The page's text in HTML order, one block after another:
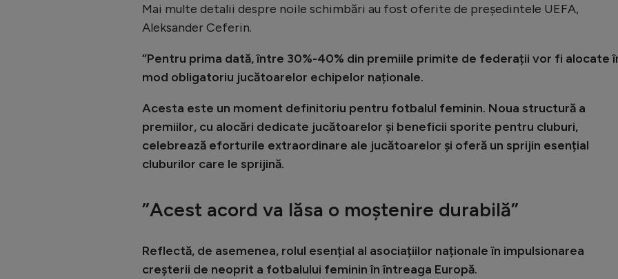
Mai multe detalii despre noile schimbări au fost oferite de președintele UEFA,
Aleksander Ceferin.
”Pentru prima dată, între 30%-40% din premiile primite de federații vor fi alocate
mod obligatoriu jucătoarelor echipelor naționale.
Acesta este un moment definitoriu pentru fotbalul feminin. Noua structură a
premiilor, cu alocări dedicate jucătoarelor și beneficii sporite pentru cluburi,
celebrează eforturile extraordinare ale jucătoarelor și oferă un sprijin esențial
cluburilor care le sprijină.
”Acest acord va lăsa o moștenire durabilă”
Reflectă, de asemenea, rolul esențial al asociațiilor naționale în impulsionarea
creșterii de neoprit a fotbalului feminin în întreaga Europă.